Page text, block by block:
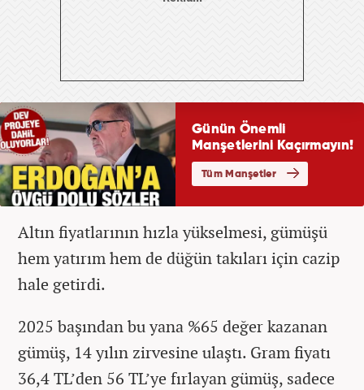
Altın fiyatlarının hızla yükselmesi, gümüşü
hem yatırım hem de düğün takıları için cazip
hale getirdi.
2025 başından bu yana %65 değer kazanan
gümüş, 14 yılın zirvesine ulaştı. Gram fiyatı
36,4 TL’den 56 TL’ye fırlayan gümüş, sadece